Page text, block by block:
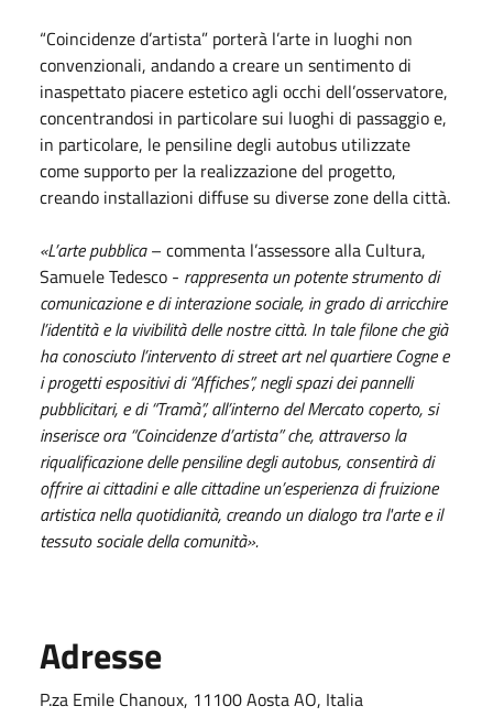
“Coincidenze d’artista” porterà l’arte in luoghi non
convenzionali, andando a creare un sentimento di
inaspettato piacere estetico agli occhi dell’osservatore,
concentrandosi in particolare sui luoghi di passaggio e,
in particolare, le pensiline degli autobus utilizzate
come supporto per la realizzazione del progetto,
creando installazioni diffuse su diverse zone della città.
«L’arte pubblica– commenta l’assessore alla Cultura,
Samuele Tedesco - rappresenta un potente strumento di
comunicazione e di interazione sociale, in grado di arricchire
l’identità e la vivibilità delle nostre città. In tale filone che già
ha conosciuto l’intervento di street art nel quartiere Cogne e
i progetti espositivi di “Affiches”, negli spazi dei pannelli
pubblicitari, e di “Tramà”, all’interno del Mercato coperto, si
inserisce ora “Coincidenze d’artista” che, attraverso la
riqualificazione delle pensiline degli autobus, consentirà di
offrire ai cittadini e alle cittadine un’esperienza di fruizione
artistica nella quotidianità, creando un dialogo tra l'arte e il
tessuto sociale della comunità».
Adresse
P.za Emile Chanoux, 11100 Aosta AO, Italia